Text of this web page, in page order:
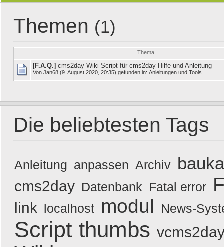
Themen (1)
Thema
[F.A.Q.] cms2day Wiki Script für cms2day Hilfe und Anleitung
Von Jan68 (9. August 2020, 20:35) gefunden in: Anleitungen und Tools
Die beliebtesten Tags
Anleitung anpassen Archiv
cms2day Datenbank Fatal error
link localhost modul News-
Script thumbs